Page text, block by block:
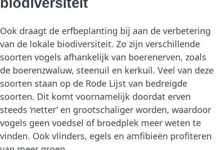
Ook draagt de erfbeplanting bij aan de verbetering
van de lokale biodiversiteit. Zo zijn verschillende
soorten vogels afhankelijk van boerenerven, zoals
de boerenzwaluw, steenuil en kerkuil. Veel van deze
soorten staan op de Rode Lijst van bedreigde
soorten. Dit komt voornamelijk doordat erven
steeds ‘netter’ en grootschaliger worden, waardoor
vogels geen voedsel of broedplek meer weten te
vinden. Ook vlinders, egels en amfibieën profiteren